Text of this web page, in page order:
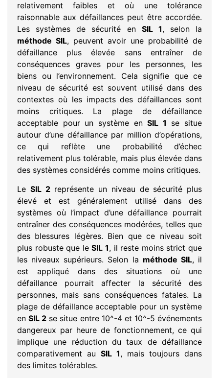
relativement faibles et où une tolérance
raisonnable aux défaillances peut être accordée.
Les systèmes de sécurité en SIL 1, selon la
méthode SIL, peuvent avoir une probabilité de
défaillance plus élevée sans entraîner de
conséquences graves pour les personnes, les
biens ou l’environnement. Cela signifie que ce
niveau de sécurité est souvent utilisé dans des
contextes où les impacts des défaillances sont
moins critiques. La plage de défaillance
acceptable pour un système enSIL 1 se situe
autour d’une défaillance par million d’opérations,
ce qui reflète une probabilité d’échec
relativement plus tolérable, mais plus élevée dans
des systèmes considérés comme moins critiques.
Le SIL 2représente un niveau de sécurité plus
élevé et est généralement utilisé dans des
systèmes où l’impact d’une défaillance pourrait
entraîner des conséquences modérées, telles que
des blessures légères. Bien que ce niveau soit
plus robuste que leSIL 1, il reste moins strict que
les niveaux supérieurs. Selon la méthode SIL, il
est appliqué dans des situations où une
défaillance pourrait affecter la sécurité des
personnes, mais sans conséquences fatales. La
plage de défaillance acceptable pour un système
enSIL 2 se situe entre 10^-4 et 10^-5 événements
dangereux par heure de fonctionnement, ce qui
implique une réduction du taux de défaillance
comparativement au SIL 1, mais toujours dans
des limites tolérables.